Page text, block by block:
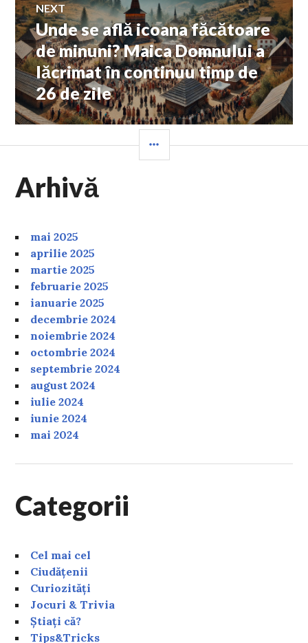
NEXT
Next
post:
Unde se află icoana făcătoare
de minuni? Maica Domnului a
lăcrimat în continuu timp de
26 de zile
Arhivă
mai 2025
aprilie 2025
martie 2025
februarie 2025
ianuarie 2025
decembrie 2024
noiembrie 2024
octombrie 2024
septembrie 2024
august 2024
iulie 2024
iunie 2024
mai 2024
Categorii
Cel mai cel
Ciudățenii
Curiozități
Jocuri & Trivia
Știați că?
Tips&Tricks